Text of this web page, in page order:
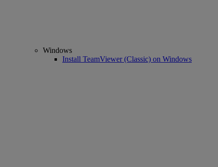
Windows
Install TeamViewer (Classic) on Windows